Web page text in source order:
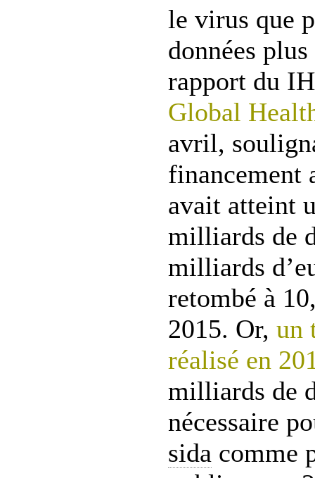
le virus que
données
rapport du
Global
avril,
financement
avait atteint
milliards de
milliards
retombé à
2015. Or, un
réalisé en
milliards de
nécessaire
sida comme